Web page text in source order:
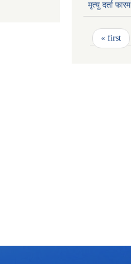
मृत्यु दर्ता फारम
Pages
« first